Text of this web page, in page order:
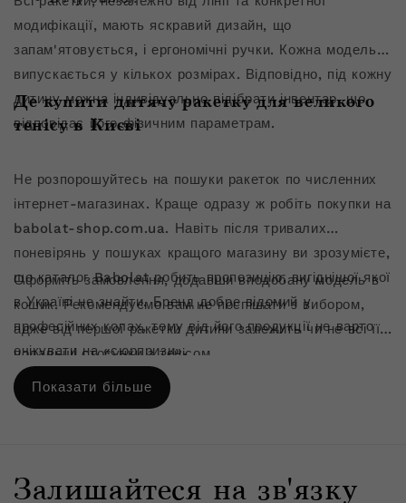
модифікації, мають яскравий дизайн, що
запам'ятовується, і ергономічні ручки. Кожна модель
випускається у кількох розмірах. Відповідно, під кожну
дитину можна індивідуально підібрати інвентар, що
відповідає його фізичним параметрам.
Де купити дитячу ракетку для великого
тенісу в Києві
Не розпорошуйтесь на пошуки ракеток по численних
інтернет-магазинах. Краще одразу ж робіть покупки на
babolat-shop.com.ua. Навіть після тривалих
поневірянь у пошуках кращого магазину ви зрозумієте,
що каталог Babolat робить пропозицію, вигіднішої якої
в Україні не знайти. Бренд добре відомий у
професійних колах, тому від його продукції не варто
очікувати на «сюрпризи».
Оформіть замовлення, додавши вподобану модель в
кошик. Рекомендуємо вам не поспішати з вибором,
адже від першої ракетки дитини залежить чи не всі її
подальші стосунки з тенісом.
Порівняйте ракетки різних моделей та серій, почитайте
описи та відгуки. Якщо сумніваєтеся, зателефонуйте
підозрювали. Не забудьте передплатити Babolat в
Показати більше
Залишайтеся на зв'язку